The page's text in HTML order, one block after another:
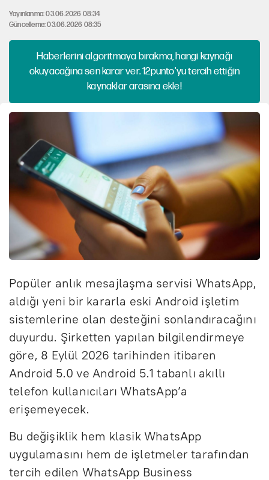
Yayınlanma: 03.06.2026 08:34
Güncelleme: 03.06.2026 08:35
Haberlerini algoritmaya bırakma, hangi kaynağı
okuyacağına sen karar ver. 12punto'yu tercih ettiğin
kaynaklar arasına ekle!
Popüler anlık mesajlaşma servisi WhatsApp,
aldığı yeni bir kararla eski Android işletim
sistemlerine olan desteğini sonlandıracağını
duyurdu. Şirketten yapılan bilgilendirmeye
göre, 8 Eylül 2026 tarihinden itibaren
Android 5.0 ve Android 5.1 tabanlı akıllı
telefon kullanıcıları WhatsApp’a
erişemeyecek.
Bu değişiklik hem klasik WhatsApp
uygulamasını hem de işletmeler tarafından
tercih edilen WhatsApp Business